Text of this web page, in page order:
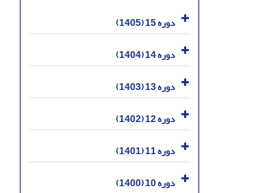
دوره 15 (1405)
دوره 14 (1404)
دوره 13 (1403)
دوره 12 (1402)
دوره 11 (1401)
دوره 10 (1400)